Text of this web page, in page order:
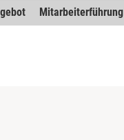
Mitarbeiterführung